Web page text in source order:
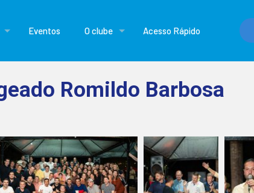
Eventos O clube Acesso Rápido
Romildo Barbosa